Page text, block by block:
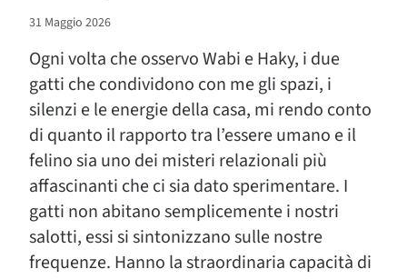
31 Maggio 2026
Ogni volta che osservo Wabi e Haky, i due
gatti che condividono con me gli spazi, i
silenzi e le energie della casa, mi rendo conto
di quanto il rapporto tra l’essere umano e il
felino sia uno dei misteri relazionali più
affascinanti che ci sia dato sperimentare. I
gatti non abitano semplicemente i nostri
salotti, essi si sintonizzano sulle nostre
frequenze. Hanno la straordinaria capacità di